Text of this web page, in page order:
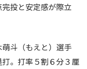
投と安定感が際立
斗（もえと）選手
打。打率５割６分３厘